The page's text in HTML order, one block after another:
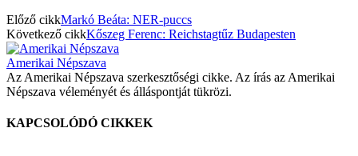
Előző cikkMarkó Beáta: NER-puccs
Következő cikkKőszeg Ferenc: Reichstagtűz Budapesten
Amerikai Népszava
Az Amerikai Népszava szerkesztőségi cikke. Az írás az Amerikai
Népszava véleményét és álláspontját tükrözi.
KAPCSOLÓDÓ CIKKEK